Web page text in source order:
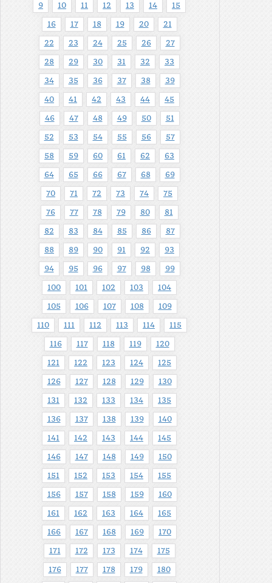
9 10 11 12 13 14 15
16 17 18 19 20 21
22 23 24 25 26 27
28 29 30 31 32 33
34 35 36 37 38 39
40 41 42 43 44 45
46 47 48 49 50 51
52 53 54 55 56 57
58 59 60 61 62 63
64 65 66 67 68 69
70 71 72 73 74 75
76 77 78 79 80 81
82 83 84 85 86 87
88 89 90 91 92 93
94 95 96 97 98 99
100 101 102 103 104
105 106 107 108 109
110 111 112 113 114 115
116 117 118 119 120
121 122 123 124 125
126 127 128 129 130
131 132 133 134 135
136 137 138 139 140
141 142 143 144 145
146 147 148 149 150
151 152 153 154 155
156 157 158 159 160
161 162 163 164 165
166 167 168 169 170
171 172 173 174 175
176 177 178 179 180